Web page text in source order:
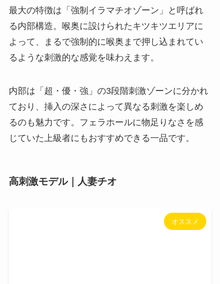
最大の特徴は「強制イラマチオゾーン」と呼ばれ
る内部構造。喉奥に設けられたキツキツエリアに
よって、まるで強制的に喉奥まで押し込まれてい
るような刺激的な感覚を味わえます。
内部は「超・優・強」の3段階刺激ゾーンに分かれ
ており、挿入の深さによって異なる刺激を楽しめ
るのも魅力です。フェラホールに物足りなさを感
じていた上級者にもおすすめできる一品です。
高刺激モデル｜人妻チオ
オススメ